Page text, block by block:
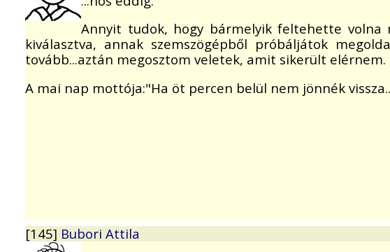
Annyit tudok, hogy bármelyik feltehette
kiválasztva, annak szemszögépből próbáljátok
tovább...aztán megosztom veletek, amit sikerült elérnem.
A mai nap mottója:"Ha öt percen belül nem jönnék
[145] Bubori Attila